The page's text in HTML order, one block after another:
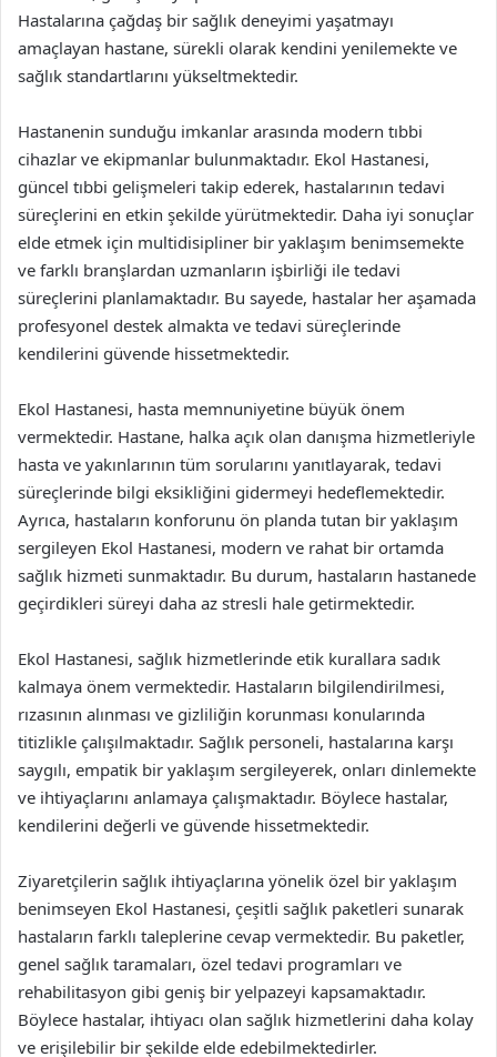
Hastalarına çağdaş bir sağlık deneyimi yaşatmayı
amaçlayan hastane, sürekli olarak kendini yenilemekte ve
sağlık standartlarını yükseltmektedir.
Hastanenin sunduğu imkanlar arasında modern tıbbi
cihazlar ve ekipmanlar bulunmaktadır. Ekol Hastanesi,
güncel tıbbi gelişmeleri takip ederek, hastalarının tedavi
süreçlerini en etkin şekilde yürütmektedir. Daha iyi sonuçlar
elde etmek için multidisipliner bir yaklaşım benimsemekte
ve farklı branşlardan uzmanların işbirliği ile tedavi
süreçlerini planlamaktadır. Bu sayede, hastalar her aşamada
profesyonel destek almakta ve tedavi süreçlerinde
kendilerini güvende hissetmektedir.
Ekol Hastanesi, hasta memnuniyetine büyük önem
vermektedir. Hastane, halka açık olan danışma hizmetleriyle
hasta ve yakınlarının tüm sorularını yanıtlayarak, tedavi
süreçlerinde bilgi eksikliğini gidermeyi hedeflemektedir.
Ayrıca, hastaların konforunu ön planda tutan bir yaklaşım
sergileyen Ekol Hastanesi, modern ve rahat bir ortamda
sağlık hizmeti sunmaktadır. Bu durum, hastaların hastanede
geçirdikleri süreyi daha az stresli hale getirmektedir.
Ekol Hastanesi, sağlık hizmetlerinde etik kurallara sadık
kalmaya önem vermektedir. Hastaların bilgilendirilmesi,
rızasının alınması ve gizliliğin korunması konularında
titizlikle çalışılmaktadır. Sağlık personeli, hastalarına karşı
saygılı, empatik bir yaklaşım sergileyerek, onları dinlemekte
ve ihtiyaçlarını anlamaya çalışmaktadır. Böylece hastalar,
kendilerini değerli ve güvende hissetmektedir.
Ziyaretçilerin sağlık ihtiyaçlarına yönelik özel bir yaklaşım
benimseyen Ekol Hastanesi, çeşitli sağlık paketleri sunarak
hastaların farklı taleplerine cevap vermektedir. Bu paketler,
genel sağlık taramaları, özel tedavi programları ve
rehabilitasyon gibi geniş bir yelpazeyi kapsamaktadır.
Böylece hastalar, ihtiyacı olan sağlık hizmetlerini daha kolay
ve erişilebilir bir şekilde elde edebilmektedirler.